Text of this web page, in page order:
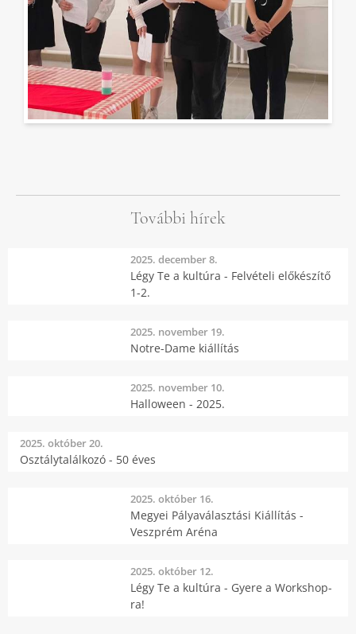
További hírek
2025. december 8.
Légy Te a kultúra - Felvételi előkészítő
1-2.
2025. november 19.
Notre-Dame kiállítás
2025. november 10.
Halloween - 2025.
2025. október 20.
Osztálytalálkozó - 50 éves
2025. október 16.
Megyei Pályaválasztási Kiállítás -
Veszprém Aréna
2025. október 12.
Légy Te a kultúra - Gyere a Workshop-
ra!